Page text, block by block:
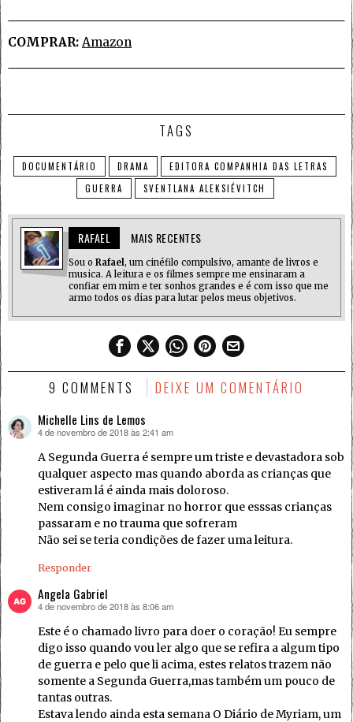
COMPRAR: Amazon
TAGS
DOCUMENTÁRIO DRAMA
EDITORA COMPANHIA DAS LETRAS
GUERRA
SVENTLANA ALEKSIÉVITCH
RAFAEL MAIS RECENTES
Sou o Rafael , um cinéfilo compulsivo, amante de livros e
musica. A leitura e os filmes sempre me ensinaram a
confiar em mim e ter sonhos grandes e é com isso que me
armo todos os dias para lutar pelos meus objetivos.
9 COMMENTS DEIXE UM COMENTÁRIO
Michelle Lins de Lemos
disse:
4 de novembro de 2018 às 2:41 am
A Segunda Guerra é sempre um triste e devastadora sob
qualquer aspecto mas quando aborda as crianças que
estiveram lá é ainda mais doloroso.
Nem consigo imaginar no horror que esssas crianças
passaram e no trauma que sofreram
Não sei se teria condições de fazer uma leitura.
Responder
Angela Gabriel
disse:
4 de novembro de 2018 às 8:06 am
Este é o chamado livro para doer o coração! Eu sempre
digo isso quando vou ler algo que se refira a algum tipo
de guerra e pelo que li acima, estes relatos trazem não
somente a Segunda Guerra,mas também um pouco de
tantas outras.
Estava lendo ainda esta semana O Diário de Myriam, um